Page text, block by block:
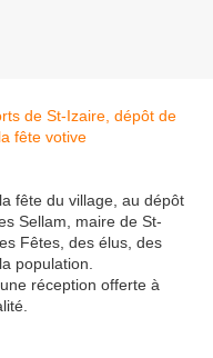
fête du village, au dépôt
Sellam, maire de St-
Fêtes, des élus, des
population.
réception offerte à